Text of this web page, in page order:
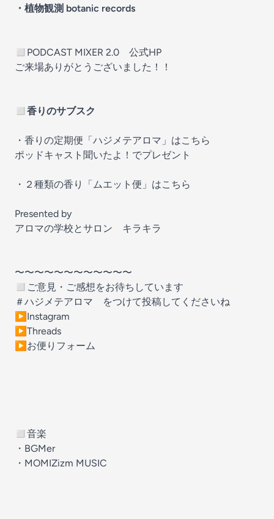
・ 植物観測 botanic records
◻︎ PODCAST MIXER 2.0 公式HP
ご来場ありがとうございました！！
◻︎香りのサブスク
・ 香りの定期便「ハジメテアロマ」はこちら
ポッドキャスト聞いたよ！でプレゼント
・ ２種類の香り「ムエット便」はこちら
Presented by
アロマの学校とサロン キラキラ
〜〜〜〜〜〜〜〜〜〜〜〜
◻︎ご意見・ご感想をお待ちしています
＃ハジメテアロマ をつけて投稿してくださいね
▶︎ Instagram
▶︎ Threads
▶︎ お便りフォーム
◻︎音楽
・ BGMer
・ MOMIZizm MUSIC